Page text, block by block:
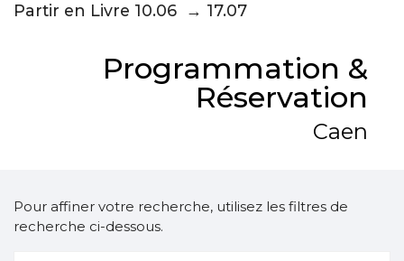
Partir en Livre 10.06 → 17.07
Programmation &
Réservation
Caen
Pour affiner votre recherche, utilisez les filtres de
recherche ci-dessous.